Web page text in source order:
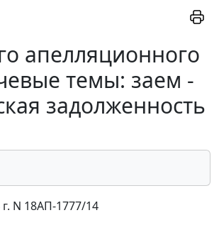
апелляционного
темы: заем -
задолженность
N 18АП-1777/14